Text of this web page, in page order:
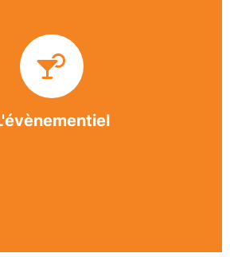
des solutions innovantes et
des manifestations,
colloques et assemblées